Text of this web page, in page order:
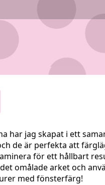
har jag skapat i ett
de är perfekta att
för ett hållbart
omålade arket och
med fönsterfärg!